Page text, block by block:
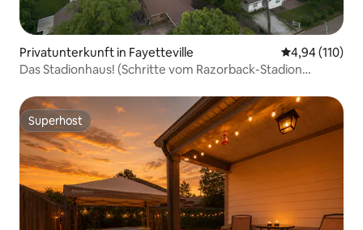
Privatunterkunft in Fayetteville
4,94 (110)
Das Stadionhaus! (Schritte vom Razorback-Stadion
Superhost
Superhost